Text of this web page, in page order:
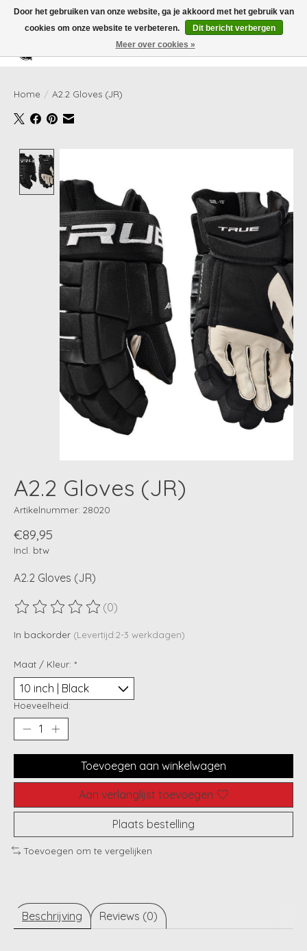
Verlanglijst
Home / A2.2 Gloves (JR)
A2.2 Gloves (JR)
Artikelnummer: 28020
€89,95
Incl. btw
A2.2 Gloves (JR)
De beoordeling van dit product is
(0)
In backorder (Levertijd:2-3 werkdagen)
Maat / Kleur: *
Hoeveelheid:
Toevoegen aan winkelwagen
Aan verlanglijst toevoegen
Plaats bestelling
Toevoegen om te vergelijken
Beschrijving Reviews (0)
Door het gebruiken van onze website, ga je akkoord met het gebruik van
cookies om onze website te verbeteren.
Dit bericht verbergen
Meer over cookies »